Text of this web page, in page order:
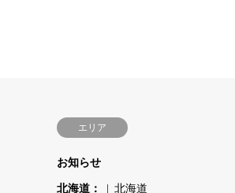
エリア
お知らせ
北海道： 北海道